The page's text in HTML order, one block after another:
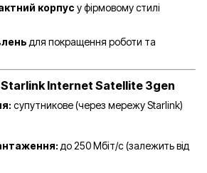
корпус у фірмовому стилі
для покращення роботи та
Internet Satellite 3gen
супутникове (через мережу Starlink)
до 250 Мбіт/с (залежить від